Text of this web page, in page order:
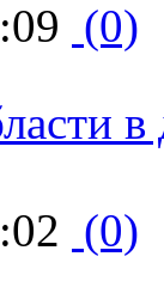
(0)
в
(0)